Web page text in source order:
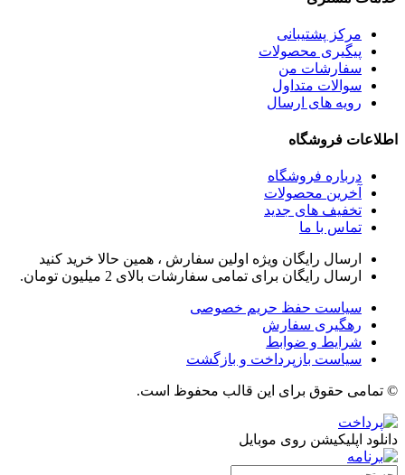
مرکز پشتیبانی
پیگیری محصولات
سفارشات من
سوالات متداول
رویه های ارسال
اطلاعات فروشگاه
درباره فروشگاه
آخرین محصولات
تخفیف های جدید
تماس با ما
ارسال رایگان ویژه اولین سفارش ، همین حالا خرید کنید
ارسال رایگان برای تمامی سفارشات بالای 2 میلیون تومان.
سیاست حفظ حریم خصوصی
رهگیری سفارش
شرایط و ضوابط
سیاست بازپرداخت و بازگشت
© تمامی حقوق برای این قالب محفوظ است.
دانلود اپلیکیشن روی موبایل